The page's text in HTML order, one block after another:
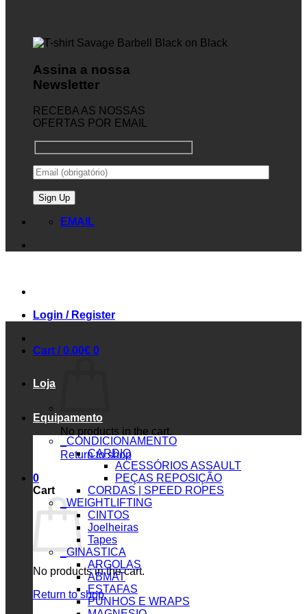
Assina a nossa
Newsletter
RECEBA AS NOSSAS
OFERTAS POR EMAIL
EMAIL
Login / Register
Cart /0.00€ 0
No products in the cart.
Return to shop
0
Cart
No products in the cart.
Return to shop
Loja
Equipamento
_CONDICIONAMENTO
CARDIO
ACESSÓRIOS ASSAULT
PEÇAS REPOSIÇÃO
CORDAS | SPEED ROPES
_WEIGHTLIFTING
CINTOS
Joelheiras
Tapes
_GINASTICA
ARGOLAS
ABMAT
ESTAFAS
PUNHOS E WRAPS